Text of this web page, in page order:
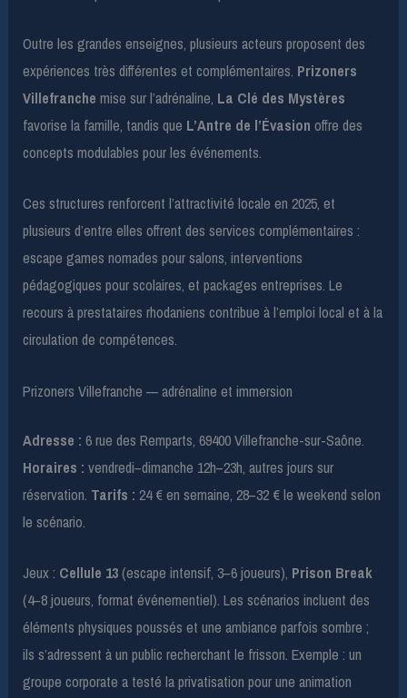
Outre les grandes enseignes, plusieurs acteurs proposent des
expériences très différentes et complémentaires. Prizoners
Villefranche mise sur l’adrénaline, La Clé des Mystères
favorise la famille, tandis que L’Antre de l’Évasion offre des
concepts modulables pour les événements.
Ces structures renforcent l’attractivité locale en 2025, et
plusieurs d’entre elles offrent des services complémentaires :
escape games nomades pour salons, interventions
pédagogiques pour scolaires, et packages entreprises. Le
recours à prestataires rhodaniens contribue à l’emploi local et à la
circulation de compétences.
Prizoners Villefranche — adrénaline et immersion
Adresse : 6 rue des Remparts, 69400 Villefranche-sur-Saône.
Horaires : vendredi–dimanche 12h–23h, autres jours sur
réservation. Tarifs : 24 € en semaine, 28–32 € le weekend selon
le scénario.
Jeux : Cellule 13(escape intensif, 3–6 joueurs), Prison Break
(4–8 joueurs, format événementiel). Les scénarios incluent des
éléments physiques poussés et une ambiance parfois sombre ;
ils s’adressent à un public recherchant le frisson. Exemple : un
groupe corporate a testé la privatisation pour une animation